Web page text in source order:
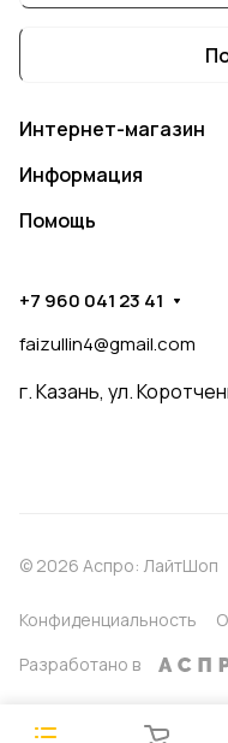
Интернет-магазин
Информация
Помощь
+7 960 041 23 41
faizullin4@gmail.com
г. Казань, ул.
© 2026 Аспро: ЛайтШоп
Конфиденциальность
Разработано в